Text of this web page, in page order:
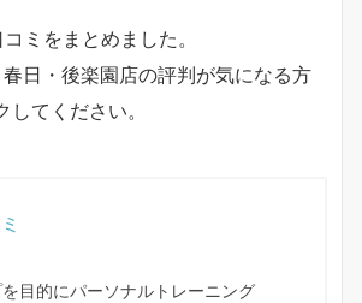
ミをまとめました。
日・後楽園店の評判が気になる方
てください。
目的にパーソナルトレーニング